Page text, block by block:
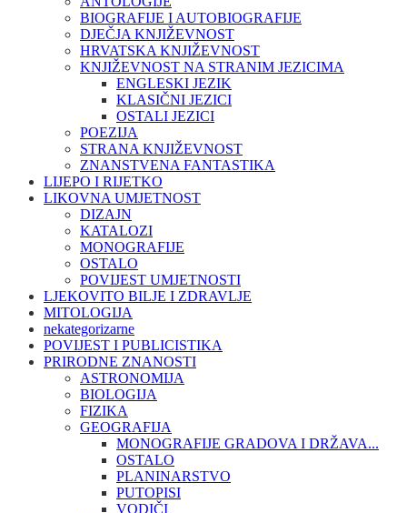
BIOGRAFIJE I AUTOBIOGRAFIJE
DJEČJA KNJIŽEVNOST
HRVATSKA KNJIŽEVNOST
KNJIŽEVNOST NA STRANIM JEZICIMA
ENGLESKI JEZIK
KLASIČNI JEZICI
OSTALI JEZICI
POEZIJA
STRANA KNJIŽEVNOST
ZNANSTVENA FANTASTIKA
LIJEPO I RIJETKO
LIKOVNA UMJETNOST
DIZAJN
KATALOZI
MONOGRAFIJE
OSTALO
POVIJEST UMJETNOSTI
LJEKOVITO BILJE I ZDRAVLJE
MITOLOGIJA
nekategorizarne
POVIJEST I PUBLICISTIKA
PRIRODNE ZNANOSTI
ASTRONOMIJA
BIOLOGIJA
FIZIKA
GEOGRAFIJA
MONOGRAFIJE GRADOVA I DRŽAVA...
OSTALO
PLANINARSTVO
PUTOPISI
VODIČI